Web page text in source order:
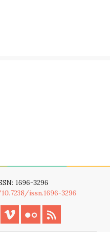
1696-3296
issn.1696-3296